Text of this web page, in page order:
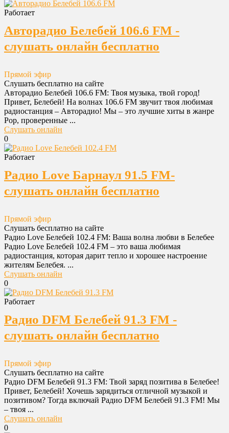
Работает
Авторадио Белебей 106.6 FM -
слушать онлайн бесплатно
Прямой эфир
Слушать бесплатно на сайте
Авторадио Белебей 106.6 FM: Твоя музыка, твой город!
Привет, Белебей! На волнах 106.6 FM звучит твоя любимая
радиостанция – Авторадио! Мы – это лучшие хиты в жанре
Pop, проверенные ...
Слушать онлайн
0
Работает
Радио Love Барнаул 91.5 FM-
слушать онлайн бесплатно
Прямой эфир
Слушать бесплатно на сайте
Радио Love Белебей 102.4 FM: Ваша волна любви в Белебее
Радио Love Белебей 102.4 FM – это ваша любимая
радиостанция, которая дарит тепло и хорошее настроение
жителям Белебея. ...
Слушать онлайн
0
Работает
Радио DFM Белебей 91.3 FM -
слушать онлайн бесплатно
Прямой эфир
Слушать бесплатно на сайте
Радио DFM Белебей 91.3 FM: Твой заряд позитива в Белебее!
Привет, Белебей! Хочешь зарядиться отличной музыкой и
позитивом? Тогда включай Радио DFM Белебей 91.3 FM! Мы
– твоя ...
Слушать онлайн
0